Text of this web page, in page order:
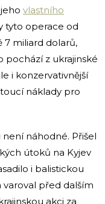
vlastního
tyto operace od
7 miliard dolarů,
pochází z ukrajinské
i konzervativnější
náklady pro
náhodné. Přišel
útoků na Kyjev
i balistickou
varoval před dalším
akci za